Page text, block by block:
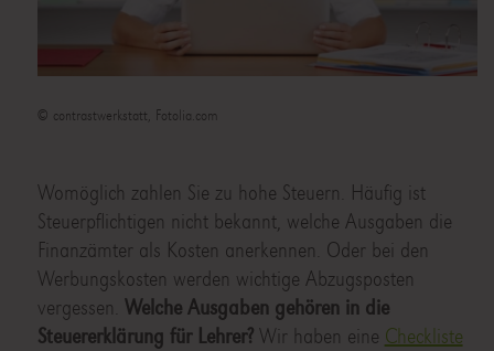
© contrastwerkstatt, Fotolia.com
Womöglich zahlen Sie zu hohe Steuern. Häufig ist
Steuerpflichtigen nicht bekannt, welche Ausgaben die
Finanzämter als Kosten anerkennen. Oder bei den
Werbungskosten werden wichtige Abzugsposten
vergessen. Welche Ausgaben gehören in die
Steuererklärung für Lehrer?Wir haben eine Checkliste